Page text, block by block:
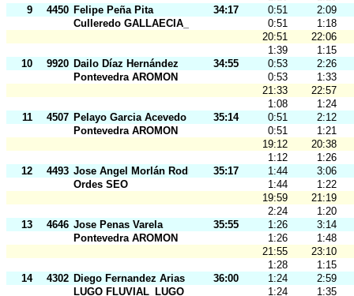
9
4450 Felipe Peña Pita 34:17 0:51
2:09
Culleredo GALLAECIA_RAID
0:51
1:18
20:51
22:06
1:39
1:15
10
9920 Dailo Díaz Hernández 34:55 0:53
2:26
Pontevedra AROMON
0:53
1:33
21:33
22:57
1:08
1:24
11
4507 Pelayo Garcia Acevedo 35:14 0:51
2:12
Pontevedra AROMON
0:51
1:21
19:12
20:38
1:12
1:26
12
4493 Jose Angel Morlán Rodriguez35:17 1:44
3:06
Ordes SEO
1:44
1:22
19:59
21:19
2:24
1:20
13
4646 Jose Penas Varela 35:55 1:26
3:14
Pontevedra AROMON
1:26
1:48
21:55
23:10
1:28
1:15
14
4302 Diego Fernandez Arias 36:00 1:24
2:59
LUGO FLUVIAL_LUGO
1:24
1:35